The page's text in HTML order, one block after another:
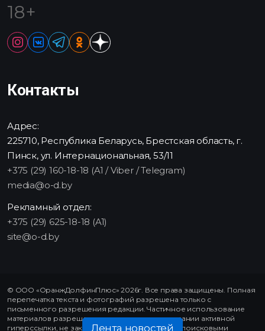
18+
Контакты
Адрес:
225710, Республика Беларусь, Брестская область, г.
Пинск, ул. Интернациональная, 53/11
+375 (29) 160-18-18 (A1 / Viber / Telegram)
media@o-d.by
Рекламный отдел:
+375 (29) 625-18-18 (A1)
site@o-d.by
© ООО «ОранжДолфинПлюс» 2026г. Все права защищены. Полная
перепечатка текста и фотографий разрешена только с
письменного разрешения редакции. Частичное использование
материалов разрешено только при использовании активной
гиперссылки, не закрытой от индексирования поисковыми
Лента новостей